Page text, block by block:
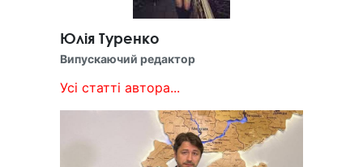
Юлія Туренко
Випускаючий редактор
Усі статті автора...